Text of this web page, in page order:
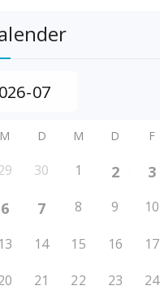
M D M D F
30 1 2 3
6
7 8 9 10
13 14 15 16 17
21 22 23 24